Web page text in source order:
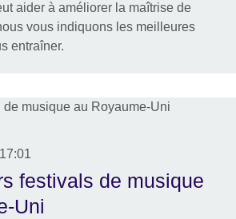
aider à améliorer la maîtrise de
vous indiquons les meilleures
entraîner.
festivals de musique
Uni